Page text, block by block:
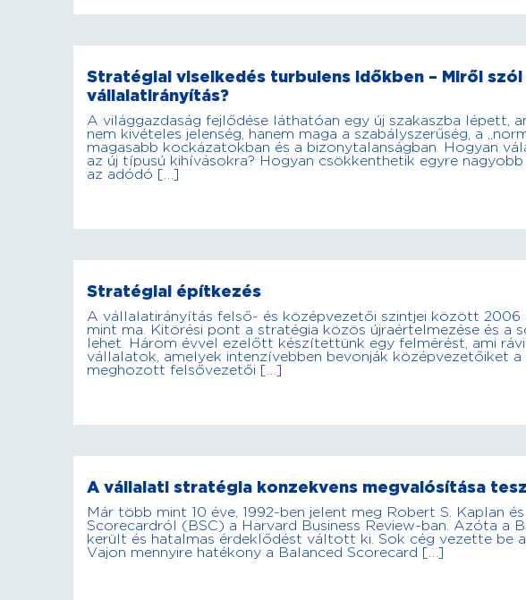
Stratégiai viselkedés turbulens időkben – Miről
vállalatirányítás?
A világgazdaság fejlődése láthatóan egy új szakaszba lépett,
nem kivételes jelenség, hanem maga a szabályszerűség, a
magasabb kockázatokban és a bizonytalanságban. Hogyan
az új típusú kihívásokra? Hogyan csökkenthetik egyre
az adódó […]
Stratégiai építkezés
A vállalatirányítás felső- és középvezetői szintjei között
mint ma. Kitörési pont a stratégia közös újraértelmezése és a
lehet. Három évvel ezelőtt készítettünk egy felmérést, ami
vállalatok, amelyek intenzívebben bevonják középvezetőiket
meghozott felsővezetői […]
A vállalati stratégia konzekvens megvalósítása
Már több mint 10 éve, 1992-ben jelent meg Robert S. Kaplan
Scorecardról (BSC) a Harvard Business Review-ban. Azóta a
került és hatalmas érdeklődést váltott ki. Sok cég vezette be
Vajon mennyire hatékony a Balanced Scorecard […]